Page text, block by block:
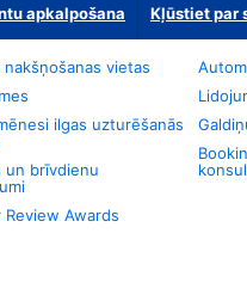
apkalpošana Kļūstiet par
nakšņošanas vietas
ilgas uzturēšanās
un brīvdienu
Review Awards